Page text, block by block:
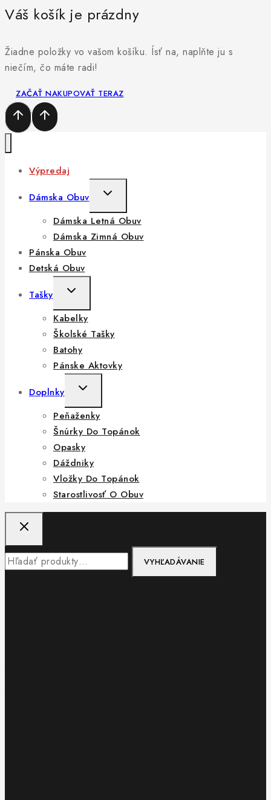
Váš košík je prázdny
Žiadne položky vo vašom košíku. Ísť na, naplňte ju s
niečím, čo máte radi!
ZAČAŤ NAKUPOVAŤ TERAZ
Výpredaj
Dámska Obuv
TOGGLE
CHILD
MENU
Dámska Letná Obuv
Dámska Zimná Obuv
Pánska Obuv
Detská Obuv
Tašky
TOGGLE
CHILD
MENU
Kabelky
Školské Tašky
Batohy
Pánske Aktovky
Doplnky
TOGGLE
CHILD
MENU
Peňaženky
Šnúrky Do Topánok
Opasky
Dáždniky
Vložky Do Topánok
Starostlivosť O Obuv
Hľadať:
VYHĽADÁVANIE